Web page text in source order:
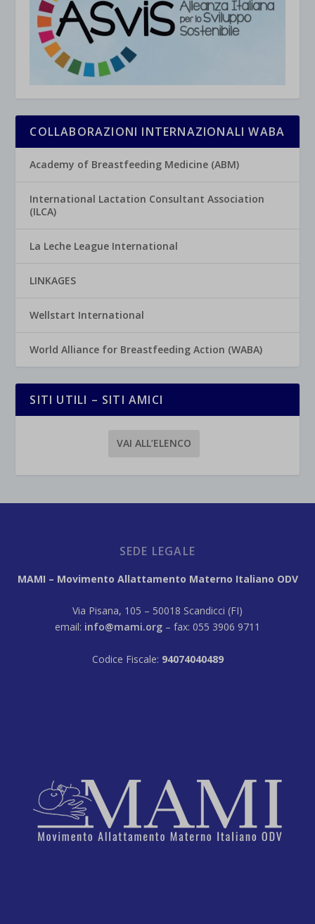
COLLABORAZIONI INTERNAZIONALI WABA
Academy of Breastfeeding Medicine (ABM)
International Lactation Consultant Association
(ILCA)
La Leche League International
LINKAGES
Wellstart International
World Alliance for Breastfeeding Action (WABA)
SITI UTILI – SITI AMICI
VAI ALL’ELENCO
SEDE LEGALE
MAMI – Movimento Allattamento Materno Italiano ODV
Via Pisana, 105 – 50018 Scandicci (FI)
email: info@mami.org – fax: 055 3906 9711
Codice Fiscale: 94074040489